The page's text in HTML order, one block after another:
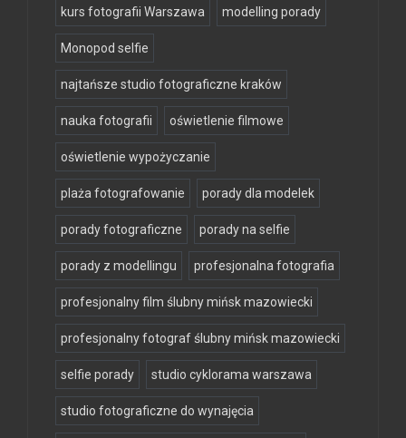
kurs fotografii Warszawa modelling porady
Monopod selfie
najtańsze studio fotograficzne kraków
nauka fotografii oświetlenie filmowe
oświetlenie wypożyczanie
plaża fotografowanie porady dla modelek
porady fotograficzne porady na selfie
porady z modellingu profesjonalna fotografia
profesjonalny film ślubny mińsk mazowiecki
profesjonalny fotograf ślubny mińsk mazowiecki
selfie porady studio cyklorama warszawa
studio fotograficzne do wynajęcia